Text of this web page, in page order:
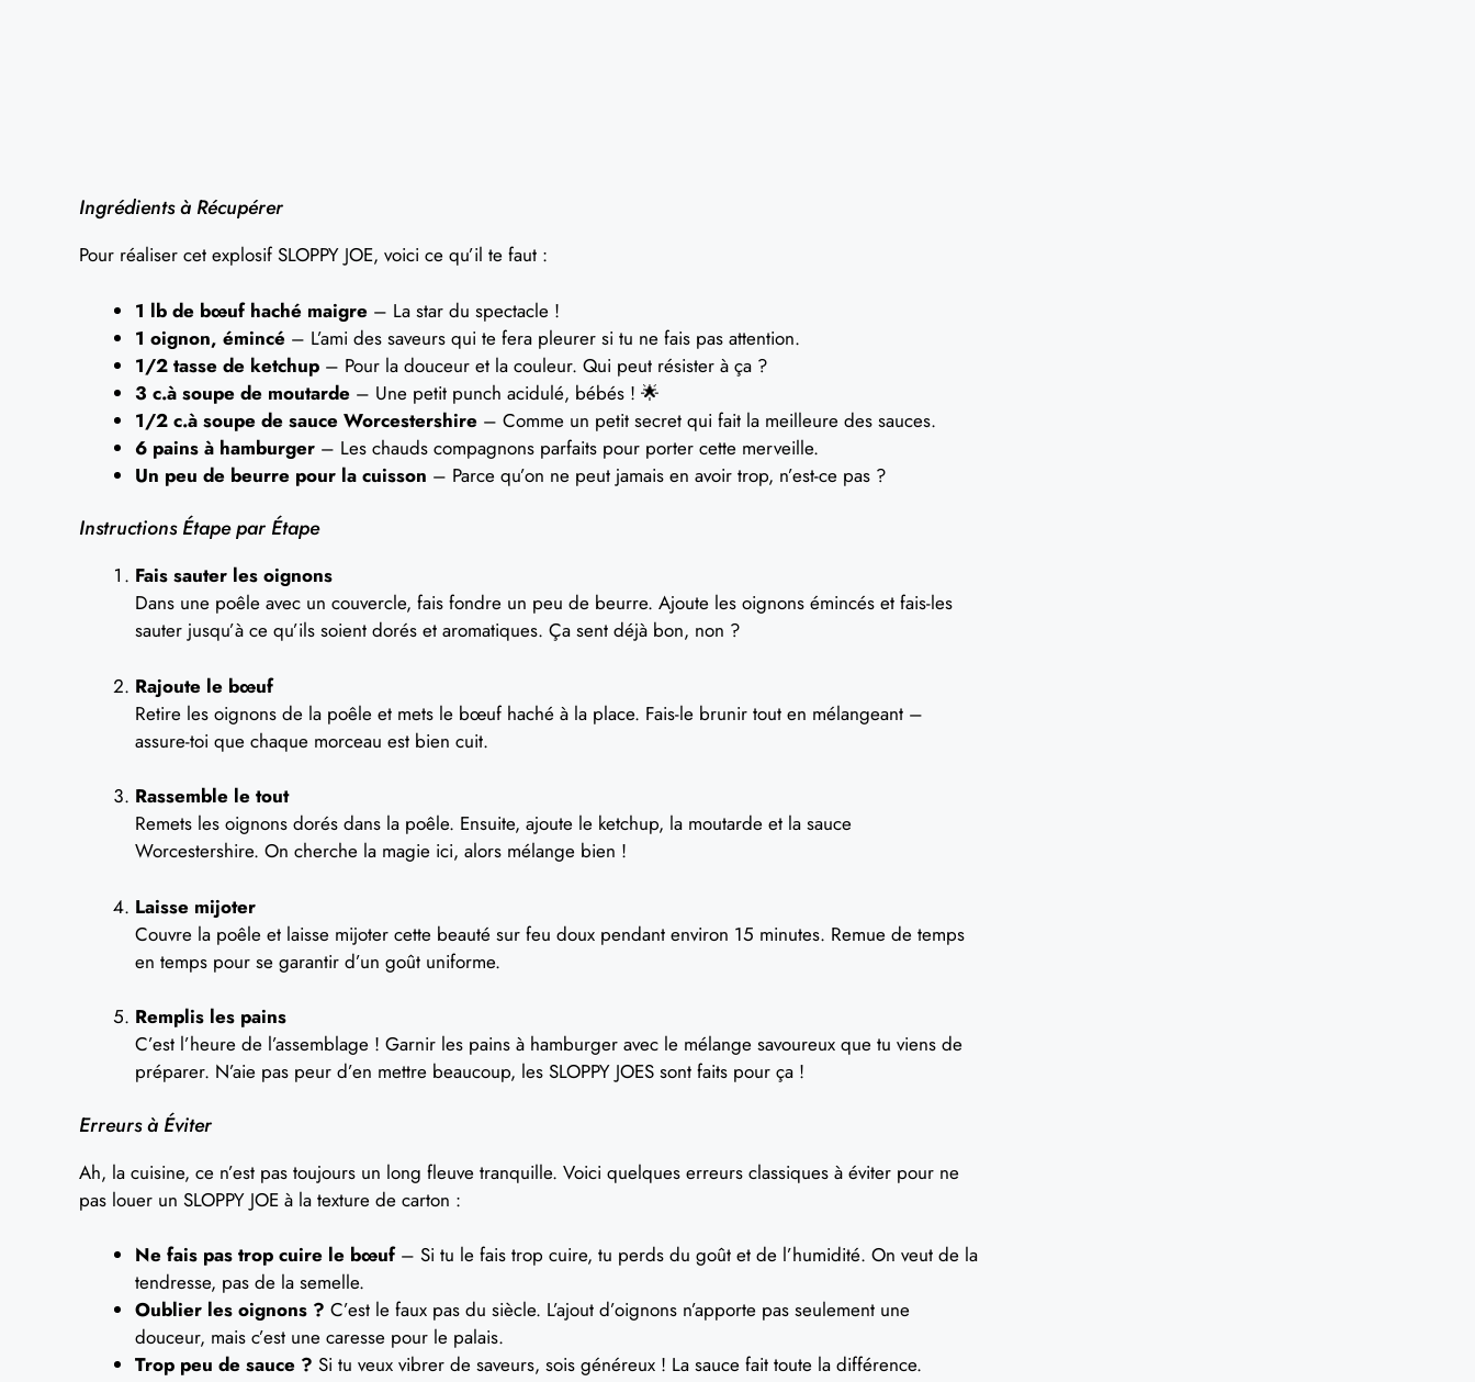
Ingrédients à Récupérer
Pour réaliser cet explosif SLOPPY JOE, voici ce qu’il te faut :
1 lb de bœuf haché maigre – La star du spectacle !
1 oignon, émincé – L’ami des saveurs qui te fera pleurer si tu ne fais pas attention.
1/2 tasse de ketchup – Pour la douceur et la couleur. Qui peut résister à ça ?
3 c.à soupe de moutarde – Une petit punch acidulé, bébés ! 🌟
1/2 c.à soupe de sauce Worcestershire – Comme un petit secret qui fait la meilleure des sauces.
6 pains à hamburger – Les chauds compagnons parfaits pour porter cette merveille.
Un peu de beurre pour la cuisson – Parce qu’on ne peut jamais en avoir trop, n’est-ce pas ?
Instructions Étape par Étape
Fais sauter les oignons
Dans une poêle avec un couvercle, fais fondre un peu de beurre. Ajoute les oignons émincés et fais-les
sauter jusqu’à ce qu’ils soient dorés et aromatiques. Ça sent déjà bon, non ?
Rajoute le bœuf
Retire les oignons de la poêle et mets le bœuf haché à la place. Fais-le brunir tout en mélangeant –
assure-toi que chaque morceau est bien cuit.
Rassemble le tout
Remets les oignons dorés dans la poêle. Ensuite, ajoute le ketchup, la moutarde et la sauce
Worcestershire. On cherche la magie ici, alors mélange bien !
Laisse mijoter
Couvre la poêle et laisse mijoter cette beauté sur feu doux pendant environ 15 minutes. Remue de temps
en temps pour se garantir d’un goût uniforme.
Remplis les pains
C’est l’heure de l’assemblage ! Garnir les pains à hamburger avec le mélange savoureux que tu viens de
préparer. N’aie pas peur d’en mettre beaucoup, les SLOPPY JOES sont faits pour ça !
Erreurs à Éviter
Ah, la cuisine, ce n’est pas toujours un long fleuve tranquille. Voici quelques erreurs classiques à éviter pour ne
pas louer un SLOPPY JOE à la texture de carton :
Ne fais pas trop cuire le bœuf– Si tu le fais trop cuire, tu perds du goût et de l’humidité. On veut de la
tendresse, pas de la semelle.
Oublier les oignons ? C’est le faux pas du siècle. L’ajout d’oignons n’apporte pas seulement une
douceur, mais c’est une caresse pour le palais.
Trop peu de sauce ? Si tu veux vibrer de saveurs, sois généreux ! La sauce fait toute la différence.